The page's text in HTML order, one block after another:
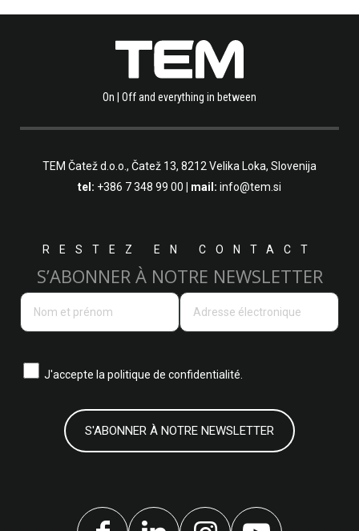
On | Off and everything in between
TEM Čatež d.o.o., Čatež 13, 8212 Velika Loka, Slovenija
tel: +386 7 348 99 00 | mail: info@tem.si
RESTEZ EN CONTACT
S’ABONNER À NOTRE NEWSLETTER
J'accepte la politique de confidentialité.